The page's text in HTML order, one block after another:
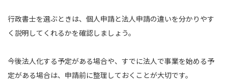
行政書士を選ぶときは、個人申請と法人申請の違いを分かりやす
く説明してくれるかを確認しましょう。
今後法人化する予定がある場合や、すでに法人で事業を始める予
定がある場合は、申請前に整理しておくことが大切です。